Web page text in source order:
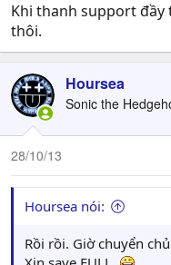
Khi thanh support
thôi.
Hoursea
Sonic the
28/10/13
Hoursea nói:
Rồi rồi. Giờ chuyển